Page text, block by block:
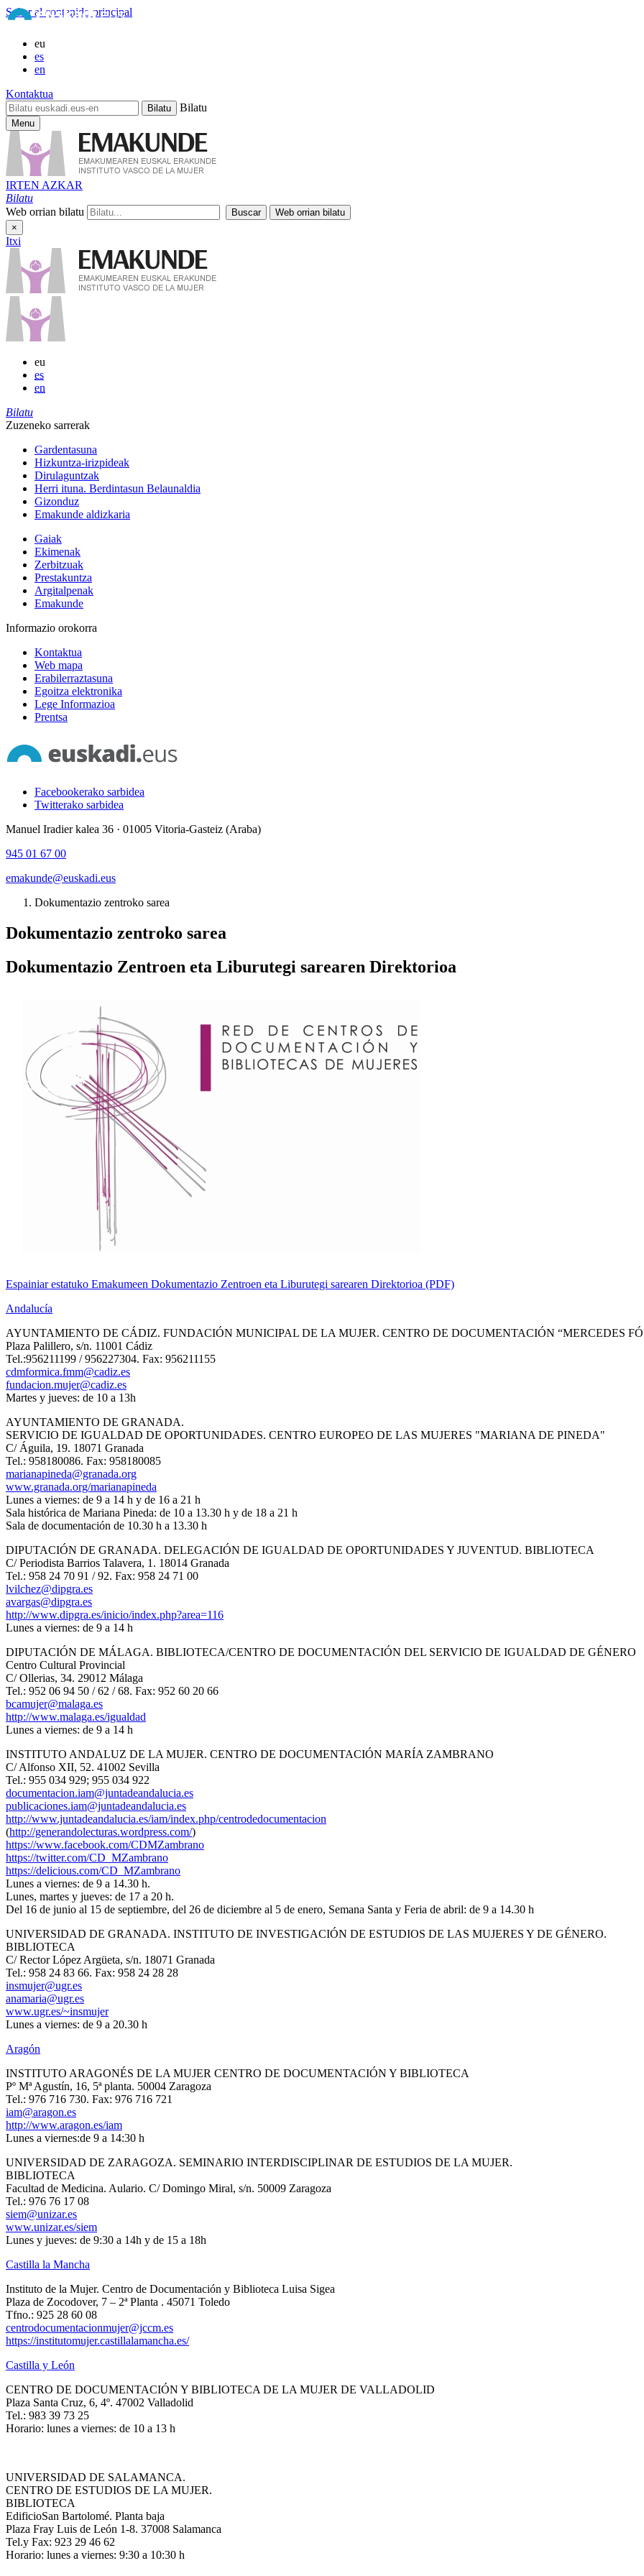
Saltar al contenido principal
eu
es
en
Kontaktua
Bilatu
Menu
IRTEN AZKAR
Bilatu
Web orrian bilatu
×
Itxi
eu
es
en
Bilatu
Zuzeneko sarrerak
Gardentasuna
Hizkuntza-irizpideak
Dirulaguntzak
Herri ituna. Berdintasun Belaunaldia
Gizonduz
Emakunde aldizkaria
Gaiak
Ekimenak
Zerbitzuak
Prestakuntza
Argitalpenak
Emakunde
Informazio orokorra
Kontaktua
Web mapa
Erabilerraztasuna
Egoitza elektronika
Lege Informazioa
Prentsa
Facebookerako sarbidea
Twitterako sarbidea
Manuel Iradier kalea 36 · 01005 Vitoria-Gasteiz (Araba)
945 01 67 00
emakunde@euskadi.eus
Dokumentazio zentroko sarea
Dokumentazio zentroko sarea
Dokumentazio Zentroen eta Liburutegi sarearen Direktorioa
Espainiar estatuko Emakumeen Dokumentazio Zentroen eta Liburutegi sarearen Direktorioa (PDF)
Andalucía
AYUNTAMIENTO DE CÁDIZ. FUNDACIÓN MUNICIPAL DE LA MUJER. CENTRO DE DOCUMENTACIÓN “MERCEDES
Plaza Palillero, s/n. 11001 Cádiz
Tel.:956211199 / 956227304. Fax: 956211155
cdmformica.fmm@cadiz.es
fundacion.mujer@cadiz.es
Martes y jueves: de 10 a 13h
AYUNTAMIENTO DE GRANADA.
SERVICIO DE IGUALDAD DE OPORTUNIDADES. CENTRO EUROPEO DE LAS MUJERES "MARIANA DE PINEDA"
C/ Águila, 19. 18071 Granada
Tel.: 958180086. Fax: 958180085
marianapineda@granada.org
www.granada.org/marianapineda
Lunes a viernes: de 9 a 14 h y de 16 a 21 h
Sala histórica de Mariana Pineda: de 10 a 13.30 h y de 18 a 21 h
Sala de documentación de 10.30 h a 13.30 h
DIPUTACIÓN DE GRANADA. DELEGACIÓN DE IGUALDAD DE OPORTUNIDADES Y JUVENTUD. BIBLIOTECA
C/ Periodista Barrios Talavera, 1. 18014 Granada
Tel.: 958 24 70 91 / 92. Fax: 958 24 71 00
lvilchez@dipgra.es
avargas@dipgra.es
http://www.dipgra.es/inicio/index.php?area=116
Lunes a viernes: de 9 a 14 h
DIPUTACIÓN DE MÁLAGA. BIBLIOTECA/CENTRO DE DOCUMENTACIÓN DEL SERVICIO DE IGUALDAD DE GÉNERO
Centro Cultural Provincial
C/ Ollerias, 34. 29012 Málaga
Tel.: 952 06 94 50 / 62 / 68. Fax: 952 60 20 66
bcamujer@malaga.es
http://www.malaga.es/igualdad
Lunes a viernes: de 9 a 14 h
INSTITUTO ANDALUZ DE LA MUJER. CENTRO DE DOCUMENTACIÓN MARÍA ZAMBRANO
C/ Alfonso XII, 52. 41002 Sevilla
Tel.: 955 034 929; 955 034 922
documentacion.iam@juntadeandalucia.es
publicaciones.iam@juntadeandalucia.es
http://www.juntadeandalucia.es/iam/index.php/centrodedocumentacion
(http://generandolecturas.wordpress.com/)
https://www.facebook.com/CDMZambrano
https://twitter.com/CD_MZambrano
https://delicious.com/CD_MZambrano
Lunes a viernes: de 9 a 14.30 h.
Lunes, martes y jueves: de 17 a 20 h.
Del 16 de junio al 15 de septiembre, del 26 de diciembre al 5 de enero, Semana Santa y Feria de abril: de 9 a 14.30 h
UNIVERSIDAD DE GRANADA. INSTITUTO DE INVESTIGACIÓN DE ESTUDIOS DE LAS MUJERES Y DE GÉNERO.
BIBLIOTECA
C/ Rector López Argüeta, s/n. 18071 Granada
Tel.: 958 24 83 66. Fax: 958 24 28 28
insmujer@ugr.es
anamaria@ugr.es
www.ugr.es/~insmujer
Lunes a viernes: de 9 a 20.30 h
Aragón
INSTITUTO ARAGONÉS DE LA MUJER CENTRO DE DOCUMENTACIÓN Y BIBLIOTECA
Pº Mª Agustín, 16, 5ª planta. 50004 Zaragoza
Tel.: 976 716 730. Fax: 976 716 721
iam@aragon.es
http://www.aragon.es/iam
Lunes a viernes:de 9 a 14:30 h
UNIVERSIDAD DE ZARAGOZA. SEMINARIO INTERDISCIPLINAR DE ESTUDIOS DE LA MUJER.
BIBLIOTECA
Facultad de Medicina. Aulario. C/ Domingo Miral, s/n. 50009 Zaragoza
Tel.: 976 76 17 08
siem@unizar.es
www.unizar.es/siem
Lunes y jueves: de 9:30 a 14h y de 15 a 18h
Castilla la Mancha
Instituto de la Mujer. Centro de Documentación y Biblioteca Luisa Sigea
Plaza de Zocodover, 7 – 2ª Planta . 45071 Toledo
Tfno.: 925 28 60 08
centrodocumentacionmujer@jccm.es
https://institutomujer.castillalamancha.es/
Castilla y León
CENTRO DE DOCUMENTACIÓN Y BIBLIOTECA DE LA MUJER DE VALLADOLID
Plaza Santa Cruz, 6, 4º. 47002 Valladolid
Tel.: 983 39 73 25
Horario: lunes a viernes: de 10 a 13 h
UNIVERSIDAD DE SALAMANCA.
CENTRO DE ESTUDIOS DE LA MUJER.
BIBLIOTECA
EdificioSan Bartolomé. Planta baja
Plaza Fray Luis de León 1-8. 37008 Salamanca
Tel.y Fax: 923 29 46 62
Horario: lunes a viernes: 9:30 a 10:30 h